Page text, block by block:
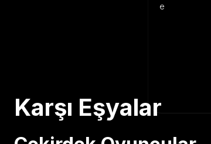
e
Karşı Eşyalar